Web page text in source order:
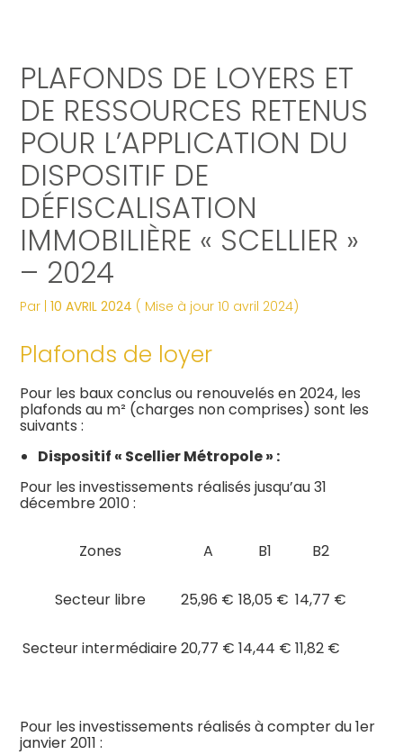
Gérer votre quotidien
Piloter votre entreprise
Développer votre entreprise
Construire votre patrimoine
Digitalisation
Comptabilité
Fiscalité
Social
Juridique
Audit
Veille Juridique
Suivre votre comptabilité
Gérer vos ressources humaines
Dématérialiser vos documents
Confiez votre secrétariat
Juridique
Les dates clés
Nos engagements
Notre équipe engagée
Nos domaines d’expertise
Nos partenaires
Les plus du cabinet
Digitalisation
La vie du cabinet
Nos offres d’emploi
Le processus de recrutement
PLAFONDS DE LOYERS ET
DE RESSOURCES RETENUS
POUR L’APPLICATION DU
DISPOSITIF DE
DÉFISCALISATION
IMMOBILIÈRE « SCELLIER »
– 2024
Par |10 AVRIL 2024 ( Mise à jour 10 avril 2024)
Plafonds de loyer
Pour les baux conclus ou renouvelés en 2024, les
plafonds au m² (charges non comprises) sont les
suivants :
Dispositif « Scellier Métropole » :
Pour les investissements réalisés jusqu’au 31
décembre 2010 :
Zones A B1 B2
Secteur libre 25,96 € 18,05 € 14,77 €
Secteur intermédiaire20,77 € 14,44 € 11,82 €
Pour les investissements réalisés à compter du 1er
janvier 2011 :